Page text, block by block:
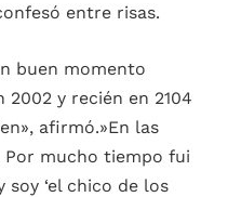
entre risas.
buen momento
y recién en 2104
afirmó.»En las
Por mucho tiempo fui
soy ‘el chico de los